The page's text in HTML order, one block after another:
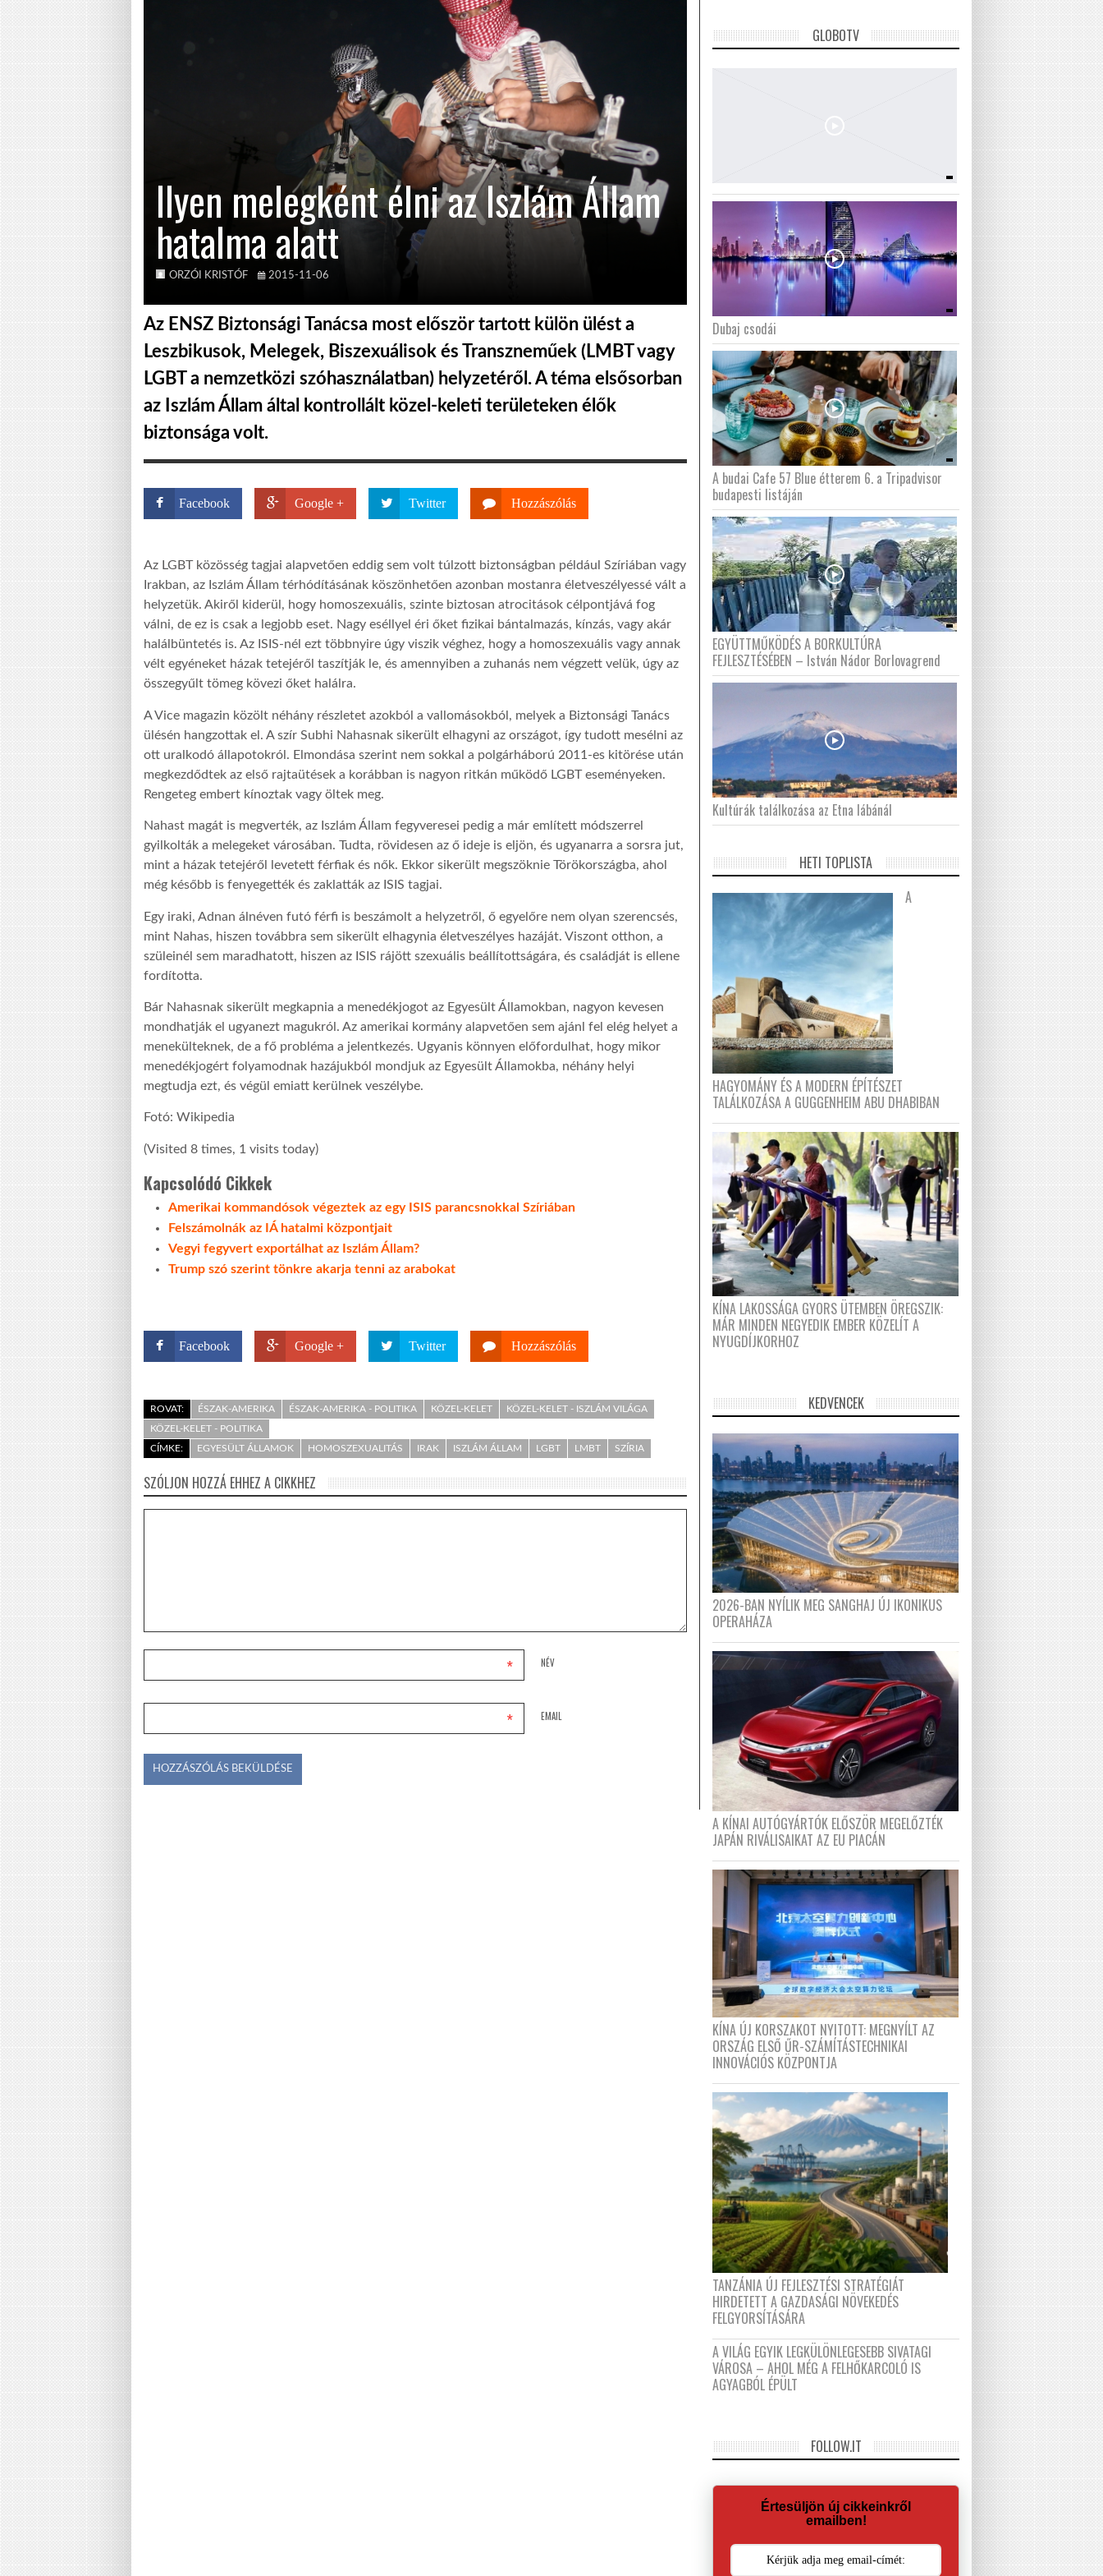
Ilyen melegként élni az Iszlám Állam
hatalma alatt
ORZÓI KRISTÓF 2015-11-06
Az ENSZ Biztonsági Tanácsa most először tartott külön ülést a
Leszbikusok, Melegek, Biszexuálisok és Transzneműek (LMBT vagy
LGBT a nemzetközi szóhasználatban) helyzetéről. A téma elsősorban
az Iszlám Állam által kontrollált közel-keleti területeken élők
biztonsága volt.
Facebook Google + Twitter Hozzászólás
Az LGBT közösség tagjai alapvetően eddig sem volt túlzott biztonságban például Szíriában vagy
Irakban, az Iszlám Állam térhódításának köszönhetően azonban mostanra életveszélyessé vált a
helyzetük. Akiről kiderül, hogy homoszexuális, szinte biztosan atrocitások célpontjává fog
válni, de ez is csak a legjobb eset. Nagy eséllyel éri őket fizikai bántalmazás, kínzás, vagy akár
halálbüntetés is. Az ISIS-nél ezt többnyire úgy viszik véghez, hogy a homoszexuális vagy annak
vélt egyéneket házak tetejéről taszítják le, és amennyiben a zuhanás nem végzett velük, úgy az
összegyűlt tömeg kövezi őket halálra.
A Vice magazin közölt néhány részletet azokból a vallomásokból, melyek a Biztonsági Tanács
ülésén hangzottak el. A szír Subhi Nahasnak sikerült elhagyni az országot, így tudott mesélni az
ott uralkodó állapotokról. Elmondása szerint nem sokkal a polgárháború 2011-es kitörése után
megkezdődtek az első rajtaütések a korábban is nagyon ritkán működő LGBT eseményeken.
Rengeteg embert kínoztak vagy öltek meg.
Nahast magát is megverték, az Iszlám Állam fegyveresei pedig a már említett módszerrel
gyilkolták a melegeket városában. Tudta, rövidesen az ő ideje is eljön, és ugyanarra a sorsra jut,
mint a házak tetejéről levetett férfiak és nők. Ekkor sikerült megszöknie Törökországba, ahol
még később is fenyegették és zaklatták az ISIS tagjai.
Egy iraki, Adnan álnéven futó férfi is beszámolt a helyzetről, ő egyelőre nem olyan szerencsés,
mint Nahas, hiszen továbbra sem sikerült elhagynia életveszélyes hazáját. Viszont otthon, a
szüleinél sem maradhatott, hiszen az ISIS rájött szexuális beállítottságára, és családját is ellene
fordította.
Bár Nahasnak sikerült megkapnia a menedékjogot az Egyesült Államokban, nagyon kevesen
mondhatják el ugyanezt magukról. Az amerikai kormány alapvetően sem ajánl fel elég helyet a
menekülteknek, de a fő probléma a jelentkezés. Ugyanis könnyen előfordulhat, hogy mikor
menedékjogért folyamodnak hazájukból mondjuk az Egyesült Államokba, néhány helyi
megtudja ezt, és végül emiatt kerülnek veszélybe.
Fotó: Wikipedia
(Visited 8 times, 1 visits today)
Kapcsolódó Cikkek
Amerikai kommandósok végeztek az egy ISIS parancsnokkal Szíriában
Felszámolnák az IÁ hatalmi központjait
Vegyi fegyvert exportálhat az Iszlám Állam?
Trump szó szerint tönkre akarja tenni az arabokat
Facebook Google + Twitter Hozzászólás
ROVAT: ÉSZAK-AMERIKA ÉSZAK-AMERIKA - POLITIKA KÖZEL-KELET
KÖZEL-KELET - ISZLÁM VILÁGA
KÖZEL-KELET - POLITIKA
CÍMKE:
EGYESÜLT ÁLLAMOK HOMOSZEXUALITÁS IRAK ISZLÁM ÁLLAM LGBT LMBT SZÍRIA
SZÓLJON HOZZÁ EHHEZ A CIKKHEZ
NÉV
*
EMAIL
*
GLOBOTV
Dubaj csodái
A budai Cafe 57 Blue étterem 6. a Tripadvisor
budapesti listáján
EGYÜTTMŰKÖDÉS A BORKULTÚRA
FEJLESZTÉSÉBEN – István Nádor Borlovagrend
Kultúrák találkozása az Etna lábánál
HETI TOPLISTA
A
HAGYOMÁNY ÉS A MODERN ÉPÍTÉSZET
TALÁLKOZÁSA A GUGGENHEIM ABU DHABIBAN
KÍNA LAKOSSÁGA GYORS ÜTEMBEN ÖREGSZIK:
MÁR MINDEN NEGYEDIK EMBER KÖZELÍT A
NYUGDÍJKORHOZ
KEDVENCEK
2026-BAN NYÍLIK MEG SANGHAJ ÚJ IKONIKUS
OPERAHÁZA
A KÍNAI AUTÓGYÁRTÓK ELŐSZÖR MEGELŐZTÉK
JAPÁN RIVÁLISAIKAT AZ EU PIACÁN
KÍNA ÚJ KORSZAKOT NYITOTT: MEGNYÍLT AZ
ORSZÁG ELSŐ ŰR-SZÁMÍTÁSTECHNIKAI
INNOVÁCIÓS KÖZPONTJA
TANZÁNIA ÚJ FEJLESZTÉSI STRATÉGIÁT
HIRDETETT A GAZDASÁGI NÖVEKEDÉS
FELGYORSÍTÁSÁRA
A VILÁG EGYIK LEGKÜLÖNLEGESEBB SIVATAGI
VÁROSA – AHOL MÉG A FELHŐKARCOLÓ IS
AGYAGBÓL ÉPÜLT
FOLLOW.IT
Értesüljön új cikkeinkről
emailben!